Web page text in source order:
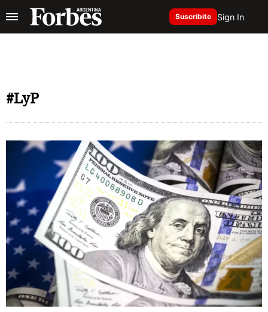
Suscribite Sign In
#LyP